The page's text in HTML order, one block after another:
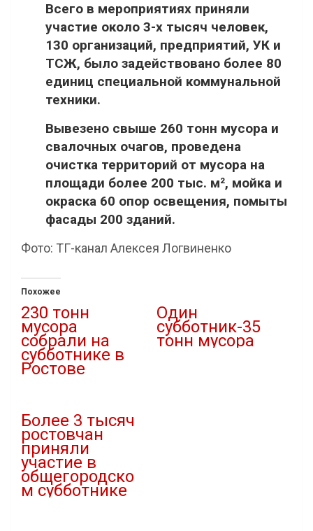
Всего в мероприятиях приняли
участие около 3-х тысяч человек,
130 организаций, предприятий, УК и
ТСЖ, было задействовано более 80
единиц специальной коммунальной
техники. ⠀
Вывезено свыше 260 тонн мусора и
свалочных очагов, проведена
очистка территорий от мусора на
площади более 200 тыс. м², мойка и
окраска 60 опор освещения, помыты
фасады 200 зданий.
Фото: ТГ-канал Алексея Логвиненко
Похожее
230 тонн
мусора
собрали на
субботнике в
Ростове
Один
субботник-35
тонн мусора
Более 3 тысяч
ростовчан
приняли
участие в
общегородско
м субботнике